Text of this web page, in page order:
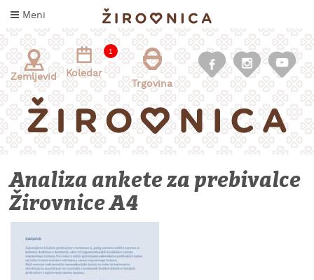
na
Meni
INFORMACIJE
ZA
OBISKOVALCE
Zemljevid
1
Koledar
Trgovina
Analiza ankete za prebivalce
Žirovnice A4